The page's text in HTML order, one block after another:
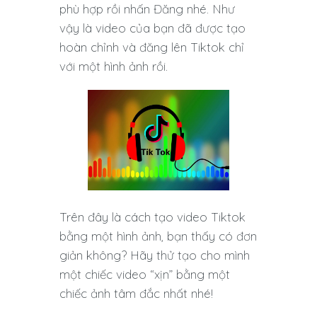
phù hợp rồi nhấn Đăng nhé. Như
vậy là video của bạn đã được tạo
hoàn chỉnh và đăng lên Tiktok chỉ
với một hình ảnh rồi.
Trên đây là cách tạo video Tiktok
bằng một hình ảnh, bạn thấy có đơn
giản không? Hãy thử tạo cho mình
một chiếc video “xịn” bằng một
chiếc ảnh tâm đắc nhất nhé!